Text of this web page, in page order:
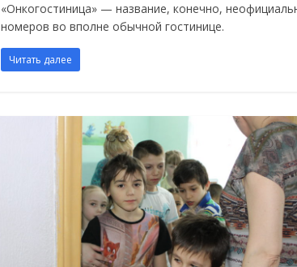
«Онкогостиница» — название, конечно,
номеров во вполне обычной гостинице.
Читать далее